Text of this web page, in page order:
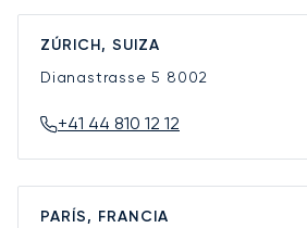
ZÚRICH, SUIZA
Dianastrasse 5 8002
+41 44 810 12 12
PARÍS, FRANCIA